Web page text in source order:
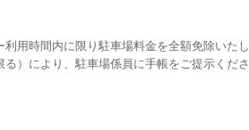
用時間内に限り駐車場料金を全額免除いたし
）により、駐車場係員に手帳をご提示くださ